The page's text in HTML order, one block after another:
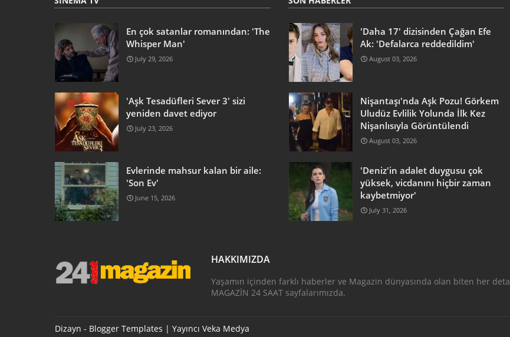
En çok satanlar romanından: 'The
Whisper Man'
July 29, 2026
'Aşk Tesadüfleri Sever 3' sizi
yeniden davet ediyor
July 23, 2026
Evlerinde mahsur kalan bir aile:
'Son Ev'
June 15, 2026
'Daha 17' dizisinden Çağan Efe
Ak: 'Defalarca reddedildim'
August 03, 2026
Nişantaşı'nda Aşk Pozu! Görkem
Uludüz Evlilik Yolunda İlk Kez
Nişanlısıyla Görüntülendi
August 03, 2026
'Deniz'in adalet duygusu çok
yüksek, vicdanını hiçbir zaman
kaybetmiyor'
July 31, 2026
HAKKIMIZDA
Yaşamın içinden farklı haberler ve Magazin dünyasında olan biten her
MAGAZİN 24 SAAT sayfalarımızda.
Dizayn - Blogger Templates | Yayıncı Veka Medya